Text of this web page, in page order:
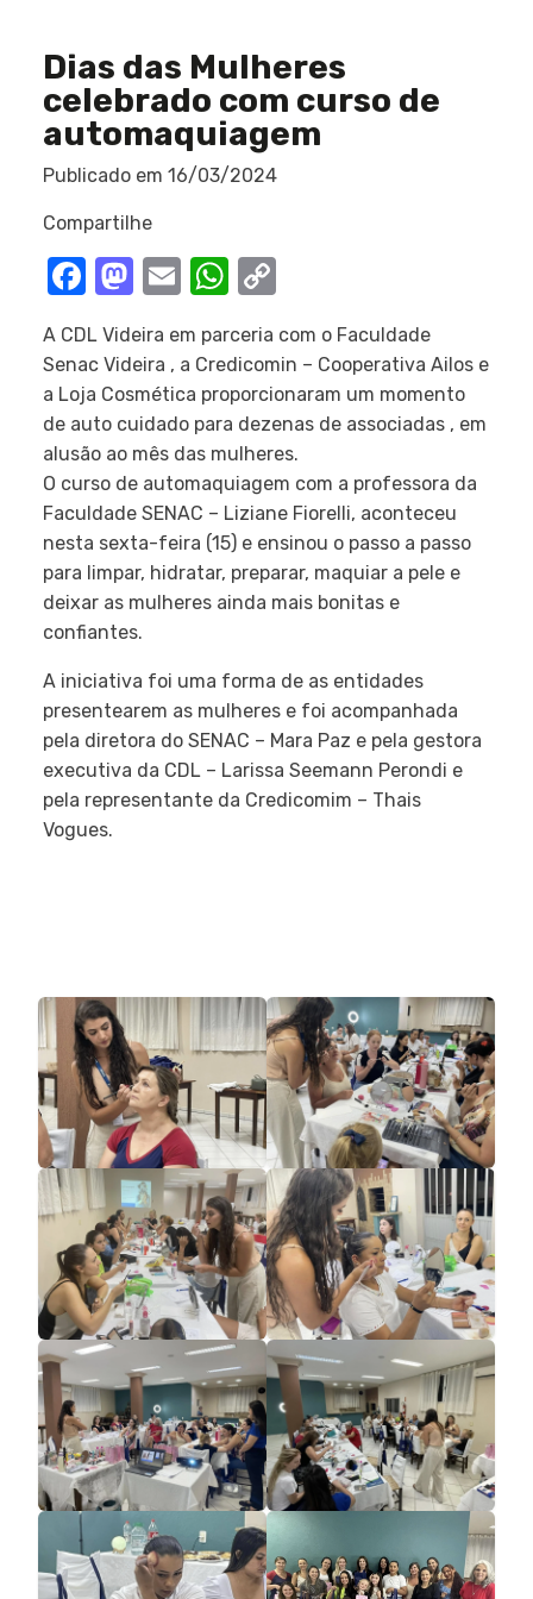
Dias das Mulheres
celebrado com curso de
automaquiagem
Publicado em 16/03/2024
Compartilhe
Facebook
Mastodon
EmailWhatsApp
A CDL Videira em parceria com o Faculdade
Senac Videira , a Credicomin – Cooperativa Ailos e
a Loja Cosmética proporcionaram um momento
de auto cuidado para dezenas de associadas , em
alusão ao mês das mulheres.
O curso de automaquiagem com a professora da
Faculdade SENAC – Liziane Fiorelli, aconteceu
nesta sexta-feira (15) e ensinou o passo a passo
para limpar, hidratar, preparar, maquiar a pele e
deixar as mulheres ainda mais bonitas e
confiantes.
A iniciativa foi uma forma de as entidades
presentearem as mulheres e foi acompanhada
pela diretora do SENAC – Mara Paz e pela gestora
executiva da CDL – Larissa Seemann Perondi e
pela representante da Credicomim – Thais
Vogues.